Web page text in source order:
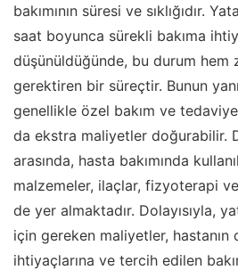
bakımının süresi ve sıklığıdır.
saat boyunca sürekli bakıma
düşünüldüğünde, bu durum hem
gerektiren bir süreçtir. Bunun
genellikle özel bakım ve
da ekstra maliyetler doğurabilir.
arasında, hasta bakımında
malzemeler, ilaçlar, fizyoterapi
de yer almaktadır. Dolayısıyla,
için gereken maliyetler, hastanın
ihtiyaçlarına ve tercih edilen